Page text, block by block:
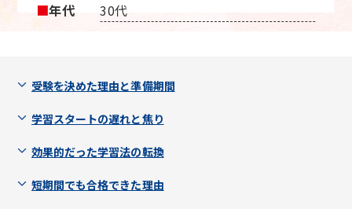
■年代 30代
受験を決めた理由と準備期間
学習スタートの遅れと焦り
効果的だった学習法の転換
短期間でも合格できた理由